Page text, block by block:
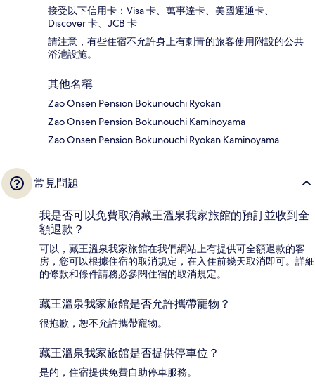
接受以下信用卡：Visa 卡、萬事達卡、美國運通卡、
Discover 卡、JCB 卡
請注意，有些住宿不允許身上有刺青的旅客使用附設的公共
浴池設施。
其他名稱
Zao Onsen Pension Bokunouchi Ryokan
Zao Onsen Pension Bokunouchi Kaminoyama
Zao Onsen Pension Bokunouchi Ryokan Kaminoyama
常見問題
我是否可以免費取消藏王溫泉我家旅館的預訂並收到全
額退款？
可以，藏王溫泉我家旅館在我們網站上有提供可全額退款的客
房，您可以根據住宿的取消規定，在入住前幾天取消即可。詳細
的條款和條件請務必參閱住宿的取消規定。
藏王溫泉我家旅館是否允許攜帶寵物？
很抱歉，恕不允許攜帶寵物。
藏王溫泉我家旅館是否提供停車位？
是的，住宿提供免費自助停車服務。